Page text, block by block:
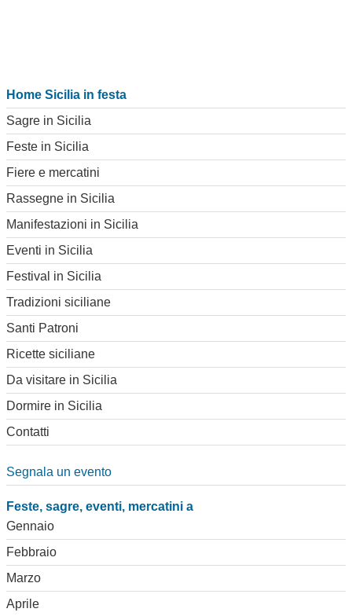
Home Sicilia in festa
Sagre in Sicilia
Feste in Sicilia
Fiere e mercatini
Rassegne in Sicilia
Manifestazioni in Sicilia
Eventi in Sicilia
Festival in Sicilia
Tradizioni siciliane
Santi Patroni
Ricette siciliane
Da visitare in Sicilia
Dormire in Sicilia
Contatti
Segnala un evento
Feste, sagre, eventi, mercatini a
Gennaio
Febbraio
Marzo
Aprile